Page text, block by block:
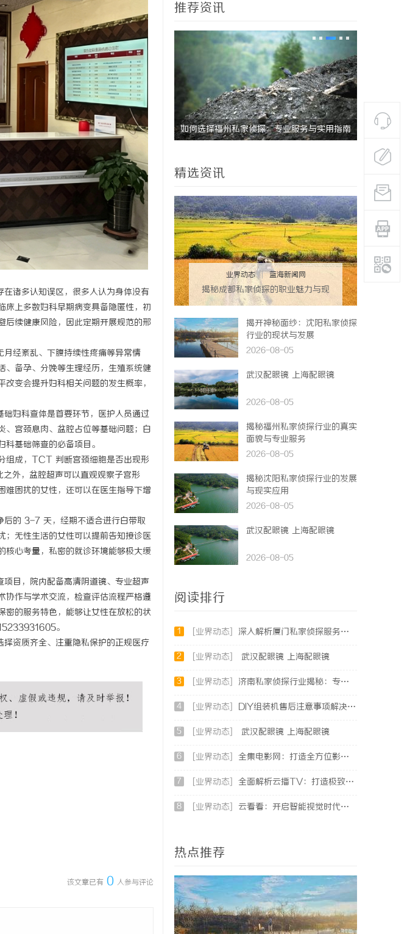
诸多认知误区，很多人认为身体没有
床上多数妇科早期病变具备隐匿性，初
后续健康风险，因此定期开展规范的邢
经紊乱、下腹持续性疼痛等异常情
、备孕、分娩等生理经历，生殖系统健
变会提升妇科相关问题的发生概率，
妇科查体是首要环节，医护人员通过
、宫颈息肉、盆腔占位等基础问题；白
基础筛查的必备项目。
成，TCT 判断宫颈细胞是否出现形
外，盆腔超声可以直观观察子宫形
难困扰的女性，还可以在医生指导下增
的 3-7 天，经期不适合进行白带取
；无性生活的女性可以提前告知接诊医
核心考量，私密的就诊环境能够极大缓
目，院内配备高清阴道镜、专业超声
协作与学术交流，检查评估流程严格遵
密的服务特色，能够让女性在放松的状
。
资质齐全、注重隐私保护的正规医疗
该文章已有 0 人参与评论
推荐资讯
何选择福州私家侦探：专业服务与实用指南
详解
武汉配眼镜 上海配眼镜 深入探秘
发展趋势
精选资讯
业界动态 | 蓝海新闻网
揭秘成都私家侦探的职业魅力与现
实挑战
揭开神秘面纱：沈阳私家侦探
行业的现状与发展
2026-08-05
武汉配眼镜 上海配眼镜
2026-08-05
揭秘福州私家侦探行业的真实
面貌与专业服务
2026-08-05
揭秘沈阳私家侦探行业的发展
与现实应用
2026-08-05
武汉配眼镜 上海配眼镜
2026-08-05
阅读排行
1 [业界动态] 深入解析厦门私家侦探服务的专业优势与实际应用
2 [业界动态] 武汉配眼镜 上海配眼镜
3 [业界动态] 济南私家侦探行业揭秘：专业服务与案件解析全方位指南
4 [业界动态] DIY组装机售后注意事项解决方案
5 [业界动态] 武汉配眼镜 上海配眼镜
6 [业界动态] 全集电影网：打造全方位影视资源的天堂
7 [业界动态] 全面解析云播TV：打造极致观影体验的智能平台
8 [业界动态] 云看看：开启智能视觉时代的便捷平台体验
热点推荐